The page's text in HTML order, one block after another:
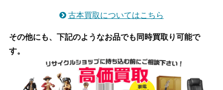
古本買取についてはこちら
その他にも、下記のようなお品でも同時買取り可能で
す。